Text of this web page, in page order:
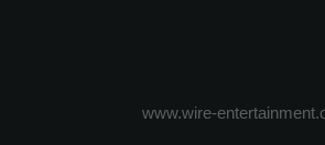
www.wire-